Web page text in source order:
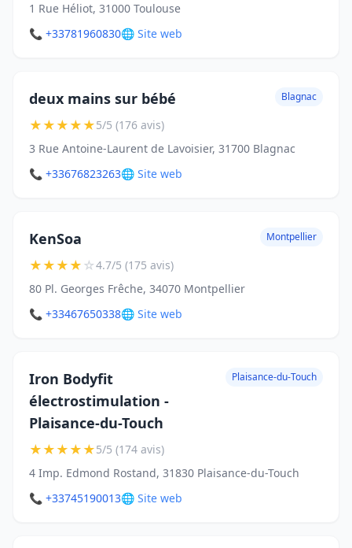
1 Rue Héliot, 31000 Toulouse
📞 +33781960830🌐 Site web
deux mains sur bébé Blagnac
★★★★★5/5 (176 avis)
3 Rue Antoine-Laurent de Lavoisier, 31700 Blagnac
📞 +33676823263🌐 Site web
KenSoa Montpellier
★★★★☆4.7/5 (175 avis)
80 Pl. Georges Frêche, 34070 Montpellier
📞 +33467650338🌐 Site web
Iron Bodyfit
électrostimulation -
Plaisance-du-Touch
Plaisance-du-Touch
★★★★★5/5 (174 avis)
4 Imp. Edmond Rostand, 31830 Plaisance-du-Touch
📞 +33745190013🌐 Site web